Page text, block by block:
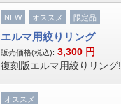
NEW オススメ 限定品
エルマ用絞りリング
販売価格(税込): 3,300 円
復刻版エルマ用絞りリング!
オススメ